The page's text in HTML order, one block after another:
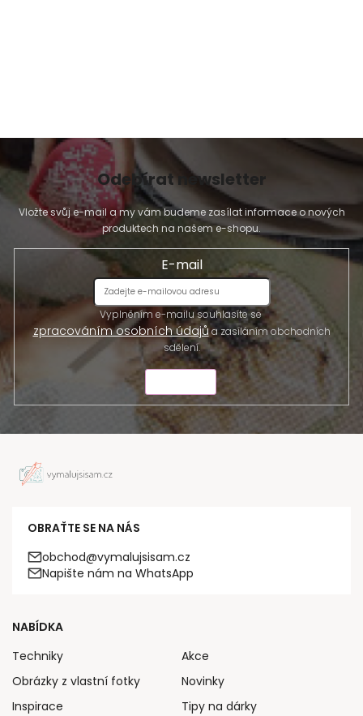
Odebírat newsletter
Vložte svůj e-mail a my vám budeme zasílat informace o nových
produktech na našem e-shopu.
E-mail
Vyplněním e-mailu souhlasíte se
zpracováním osobních údajůa zasíláním obchodních
sdělení.
OBRAŤTE SE NA NÁS
obchod@vymalujsisam.cz
Napište nám na WhatsApp
NABÍDKA
Techniky
Obrázky z vlastní fotky
Inspirace
Akce
Novinky
Tipy na dárky